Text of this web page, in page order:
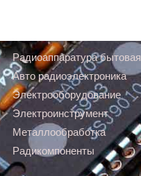
Радиоаппаратура бытовая
Авто радиоэлектроника
Электрооборудование
Электроинструмент
Металлообработка
Радикомпоненты